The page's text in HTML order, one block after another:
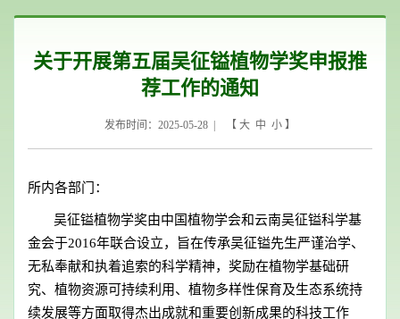
关于开展第五届吴征镒植物学奖申报推
荐工作的通知
发布时间：2025-05-28 | 【 大 中 小 】
所内各部门：
吴征镒植物学奖由中国植物学会和云南吴征镒科学基
金会于2016年联合设立，旨在传承吴征镒先生严谨治学、
无私奉献和执着追索的科学精神，奖励在植物学基础研
究、植物资源可持续利用、植物多样性保育及生态系统持
续发展等方面取得杰出成就和重要创新成果的科技工作